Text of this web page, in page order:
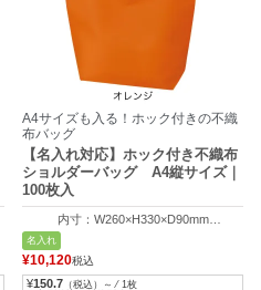
A4サイズも入る！ホック付きの不織
布バッグ
【名入れ対応】ホック付き不織布
ショルダーバッグ A4縦サイズ｜
100枚入
内寸：W260×H330×D90mm
外寸：W350×H330×D90mm
名入れ
¥10,120税込
¥150.7 （税込）～ ⁄ 1枚